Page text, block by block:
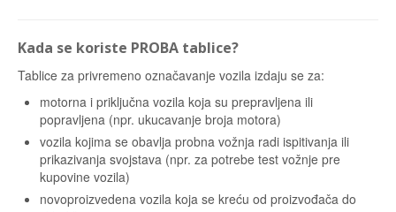
Kada se koriste PROBA tablice?
Tablice za privremeno označavanje vozila izdaju se za:
motorna i priključna vozila koja su prepravljena ili
popravljena (npr. ukucavanje broja motora)
vozila kojima se obavlja probna vožnja radi ispitivanja ili
prikazivanja svojstava (npr. za potrebe test vožnje pre
kupovine vozila)
novoproizvedena vozila koja se kreću od proizvođača do